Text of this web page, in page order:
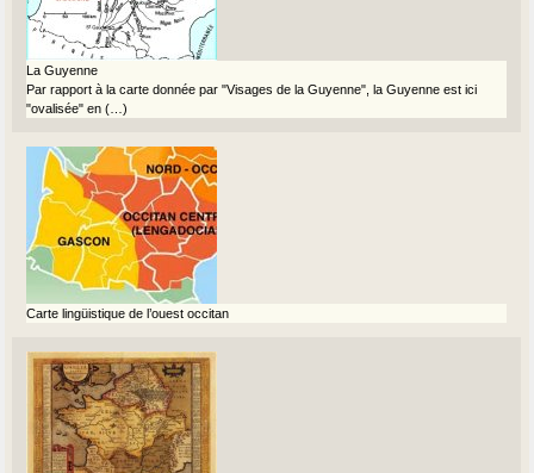
La Guyenne
Par rapport à la carte donnée par "Visages de la Guyenne", la Guyenne est ici
"ovalisée" en (…)
Carte lingüistique de l’ouest occitan